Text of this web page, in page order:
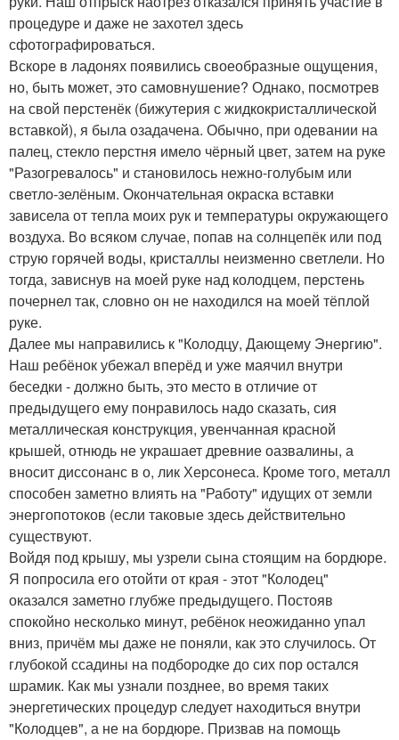
процедуре и даже не захотел здесь
сфотографироваться.
Вскоре в ладонях появились своеобразные ощущения,
но, быть может, это самовнушение? Однако, посмотрев
на свой перстенёк (бижутерия с жидкокристаллической
вставкой), я была озадачена. Обычно, при одевании на
палец, стекло перстня имело чёрный цвет, затем на руке
"Разогревалось" и становилось нежно-голубым или
светло-зелёным. Окончательная окраска вставки
зависела от тепла моих рук и температуры окружающего
воздуха. Во всяком случае, попав на солнцепёк или под
струю горячей воды, кристаллы неизменно светлели. Но
тогда, зависнув на моей руке над колодцем, перстень
почернел так, словно он не находился на моей тёплой
руке.
Далее мы направились к "Колодцу, Дающему Энергию".
Наш ребёнок убежал вперёд и уже маячил внутри
беседки - должно быть, это место в отличие от
предыдущего ему понравилось надо сказать, сия
металлическая конструкция, увенчанная красной
крышей, отнюдь не украшает древние оазвалины, а
вносит диссонанс в о, лик Херсонеса. Кроме того, металл
способен заметно влиять на "Работу" идущих от земли
энергопотоков (если таковые здесь действительно
существуют.
Войдя под крышу, мы узрели сына стоящим на бордюре.
Я попросила его отойти от края - этот "Колодец"
оказался заметно глубже предыдущего. Постояв
спокойно несколько минут, ребёнок неожиданно упал
вниз, причём мы даже не поняли, как это случилось. От
глубокой ссадины на подбородке до сих пор остался
шрамик. Как мы узнали позднее, во время таких
энергетических процедур следует находиться внутри
"Колодцев", а не на бордюре. Призвав на помощь